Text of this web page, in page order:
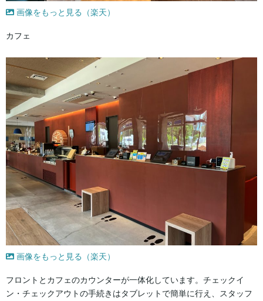
画像をもっと見る（楽天）
カフェ
画像をもっと見る（楽天）
フロントとカフェのカウンターが一体化しています。チェックイ
ン・チェックアウトの手続きはタブレットで簡単に行え、スタッフ